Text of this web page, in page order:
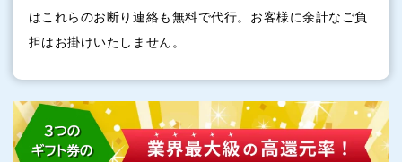
はこれらのお断り連絡も無料で代行。お客様に余計なご負
担はお掛けいたしません。